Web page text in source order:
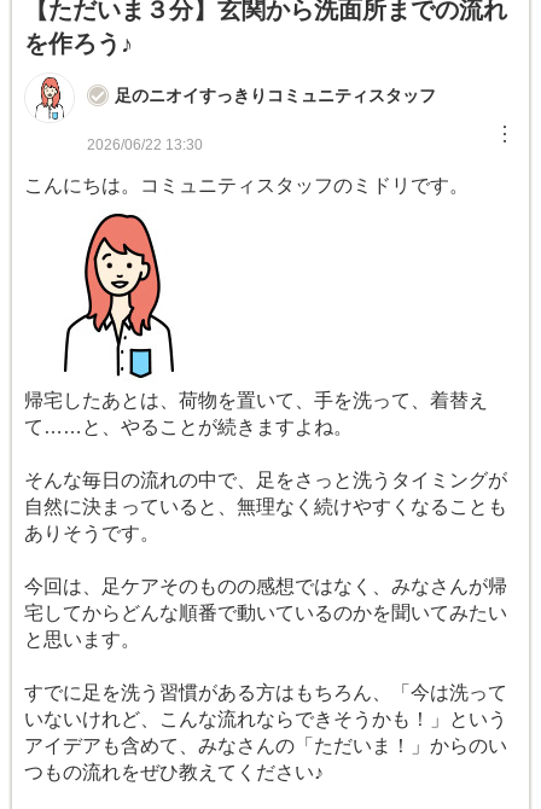
【ただいま３分】玄関から洗面所までの流れ
を作ろう♪
足のニオイすっきりコミュニティスタッフ
2026/06/22 13:30 ︙
こんにちは。コミュニティスタッフのミドリです。
帰宅したあとは、荷物を置いて、手を洗って、着替え
て……と、やることが続きますよね。
そんな毎日の流れの中で、足をさっと洗うタイミングが
自然に決まっていると、無理なく続けやすくなることも
ありそうです。
今回は、足ケアそのものの感想ではなく、みなさんが帰
宅してからどんな順番で動いているのかを聞いてみたい
と思います。
すでに足を洗う習慣がある方はもちろん、「今は洗って
いないけれど、こんな流れならできそうかも！」という
アイデアも含めて、みなさんの「ただいま！」からのい
つもの流れをぜひ教えてください♪